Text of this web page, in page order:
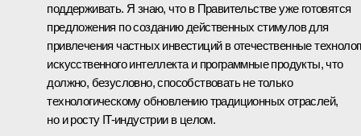
поддерживать. Я знаю, что в Правительстве уже готовятся
предложения по созданию действенных стимулов для
привлечения частных инвестиций в отечественные
искусственного интеллекта и программные продукты, что
должно, безусловно, способствовать не только
технологическому обновлению традиционных отраслей,
но и росту IT-индустрии в целом.